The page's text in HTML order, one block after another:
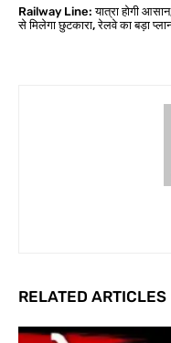
Railway Line: यात्रा होगी
से मिलेगा छुटकारा, रेलवे का बड़ा
RELATED ARTICLES